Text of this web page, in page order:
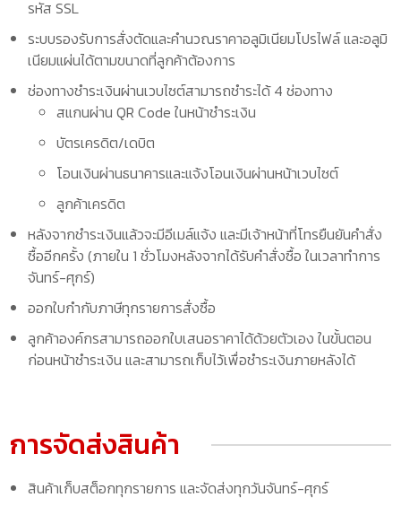
รหัส SSL
ระบบรองรับการสั่งตัดและคำนวณราคาอลูมิเนียมโปรไฟล์ และอลูมิ
เนียมแผ่นได้ตามขนาดที่ลูกค้าต้องการ
ช่องทางชำระเงินผ่านเวบไซต์สามารถชำระได้ 4 ช่องทาง
สแกนผ่าน QR Code ในหน้าชำระเงิน
บัตรเครดิต/เดบิต
โอนเงินผ่านธนาคารและแจ้งโอนเงินผ่านหน้าเวบไซต์
ลูกค้าเครดิต
หลังจากชำระเงินแล้วจะมีอีเมล์แจ้ง และมีเจ้าหน้าที่โทรยืนยันคำสั่ง
ซื้ออีกครั้ง (ภายใน 1 ชั่วโมงหลังจากได้รับคำสั่งซื้อ ในเวลาทำการ
จันทร์-ศุกร์)
ออกใบกำกับภาษีทุกรายการสั่งซื้อ
ลูกค้าองค์กรสามารถออกใบเสนอราคาได้ด้วยตัวเอง ในขั้นตอน
ก่อนหน้าชำระเงิน และสามารถเก็บไว้เพื่อชำระเงินภายหลังได้
การจัดส่งสินค้า
สินค้าเก็บสต็อกทุกรายการ และจัดส่งทุกวันจันทร์-ศุกร์